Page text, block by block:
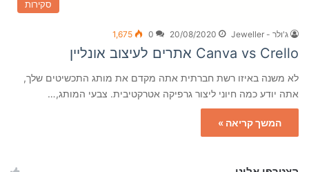
סקירות
ג'ולר - Jeweller 20/08/2020
0
1,675
Can­va vs Crel­lo אתרים לעיצוב אונליין
לא משנה באיזו רשת חברתית אתה מקדם את מותג התכשיטים שלך,
אתה יודע כמה חיוני ליצור גרפיקה אטרקטיבית. צבעי המותג,…
המשך קריאה »